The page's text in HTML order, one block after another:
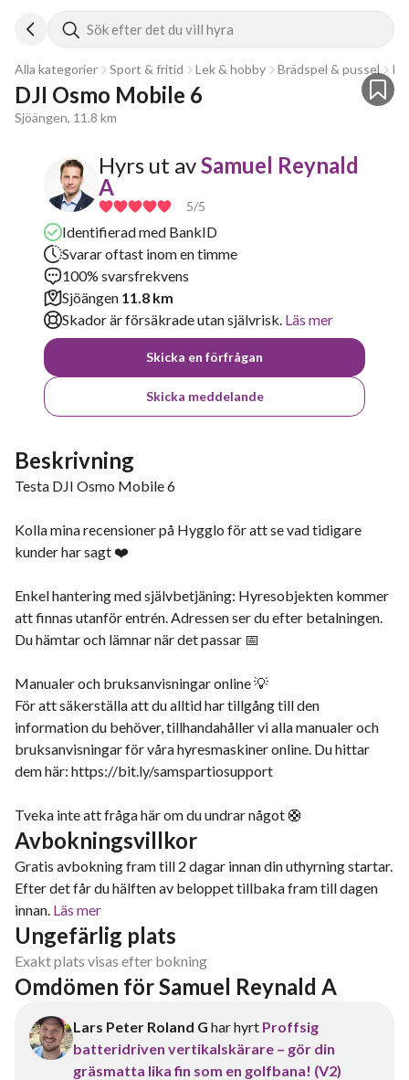
Sök efter det du vill hyra
Alla kategorier Sport & fritid Lek & hobby Brädspel & pussel
DJI Osmo Mobile 6
Sjöängen, 11.8 km
Hyrs ut avSamuel Reynald
A
5/5
Identifierad med BankID
Svarar oftast inom en timme
100% svarsfrekvens
Sjöängen 11.8 km
Skador är försäkrade utan självrisk. Läs mer
Skicka en förfrågan
Skicka meddelande
Beskrivning
Testa DJI Osmo Mobile 6
Kolla mina recensioner på Hygglo för att se vad tidigare
kunder har sagt ❤️
Enkel hantering med självbetjäning: Hyresobjekten kommer
att finnas utanför entrén. Adressen ser du efter betalningen.
Du hämtar och lämnar när det passar 📅
Manualer och bruksanvisningar online 💡
För att säkerställa att du alltid har tillgång till den
information du behöver, tillhandahåller vi alla manualer och
bruksanvisningar för våra hyresmaskiner online. Du hittar
dem här: https://bit.ly/samspartiosupport
Tveka inte att fråga här om du undrar något 🛟
Avbokningsvillkor
Gratis avbokning fram till 2 dagar innan din uthyrning startar.
Efter det får du hälften av beloppet tillbaka fram till dagen
innan. Läs mer
Ungefärlig plats
Exakt plats visas efter bokning
Omdömen för Samuel Reynald A
Lars Peter Roland G har hyrt Proffsig
batteridriven vertikalskärare – gör din
gräsmatta lika fin som en golfbana! (V2)